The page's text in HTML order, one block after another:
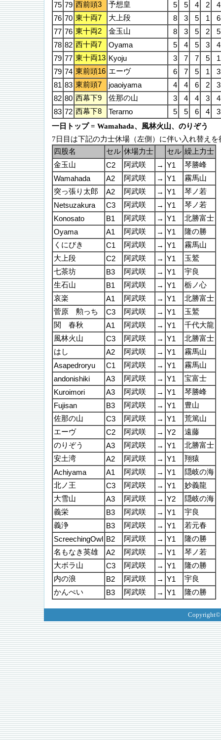
75 79 西前頭3 予想皇 5 5 4 2
4
76 70 東十両7 大上段 8 3 5 1
6
77 76 東十両2 金玉山 8 3 5 2
5
78 82 西十両7 Oyama 5 4 5 3
4
79 77 東十両13 Kyoju 3 7 7 5
1
79 74 東前頭16 エーヴ 6 7 5 1
3
81 83 東前頭7 joaoiyama 4 4 6 2
3
82 80 西幕下9 佐那の山 3 4 4 3
4
83 72 西幕下8 Terarno 5 5 6 4
3
一日トップ = Wamahada、風林火山、のりぞう
7日目は下記の力士休場（左側）に伴い入れ替えを
四股名
セル 休場力士 セル 繰上力士
金玉山
C2 阿武咲 → Y1
琴勝峰
Wamahada
A2 阿武咲 → Y1
霧馬山
突っ張り太郎
A2 阿武咲 → Y1
琴ノ若
Netsuzakura
C3 阿武咲 → Y1
琴ノ若
Konosato
B1 阿武咲 → Y1
北勝富士
Oyama
A1 阿武咲 → Y1
隆の勝
くにびき
C1 阿武咲 → Y1
霧馬山
大上段
C2 阿武咲 → Y1
玉鷲
七茶坊
B3 阿武咲 → Y1
宇良
生石山
B1 阿武咲 → Y1
栃ノ心
哀楽
A1 阿武咲 → Y1
北勝富士
菅原 勲っち
C3 阿武咲 → Y1
玉鷲
関 春秋
A1 阿武咲 → Y1
千代大龍
風林火山
C3 阿武咲 → Y1
北勝富士
はし
A2 阿武咲 → Y1
霧馬山
Asapedroryu
C1 阿武咲 → Y1
霧馬山
andonishiki
A3 阿武咲 → Y1
宝富士
Kuroimori
A3 阿武咲 → Y1
琴勝峰
Fujisan
B3 阿武咲 → Y1
豊山
佐那の山
C3 阿武咲 → Y1
荒篤山
エーヴ
C2 阿武咲 → Y2
遠藤
のりぞう
A3 阿武咲 → Y1
北勝富士
安土湾
A2 阿武咲 → Y1
翔猿
Achiyama
A1 阿武咲 → Y1
隠岐の海
北ノ王
C3 阿武咲 → Y1
妙義龍
大雪山
A3 阿武咲 → Y2
隠岐の海
義栄
B3 阿武咲 → Y1
宇良
義浄
B3 阿武咲 → Y1
若元春
ScreechingOwl B2 阿武咲 → Y1
隆の勝
名もなき英雄
A2 阿武咲 → Y1
琴ノ若
大ボラ山
C3 阿武咲 → Y1
隆の勝
内の浪
B2 阿武咲 → Y1
宇良
かんぺい
B3 阿武咲 → Y1 隆の勝